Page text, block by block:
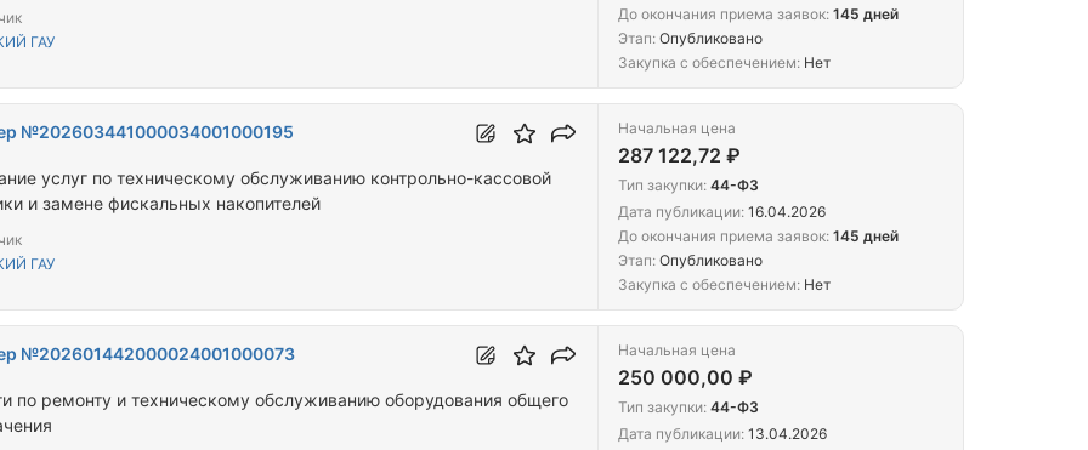
ГАУ
До окончания приема заявок: 145 дней
Этап: Опубликовано
Закупка с обеспечением: Нет
№202603441000034001000195
услуг по техническому обслуживанию контрольно-кассовой
и замене фискальных накопителей
ГАУ
Начальная цена
287 122,72 ₽
Тип закупки: 44-ФЗ
Дата публикации: 16.04.2026
До окончания приема заявок: 145 дней
Этап: Опубликовано
Закупка с обеспечением: Нет
№202601442000024001000073
по ремонту и техническому обслуживанию оборудования общего
Начальная цена
250 000,00 ₽
Тип закупки: 44-ФЗ
Дата публикации: 13.04.2026